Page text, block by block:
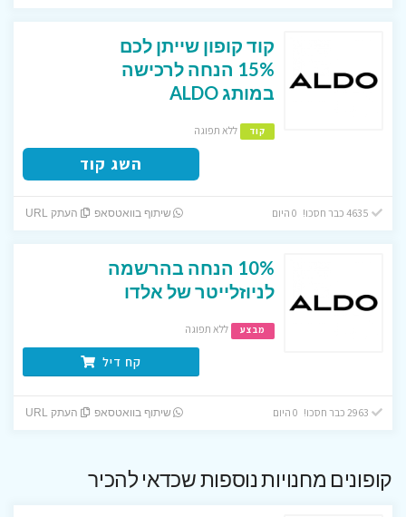
קוד קופון שייתן לכם
15% הנחה לרכישה
במותג ALDO
קוד ללא תפוגה
השג קוד
שיתוף בוואטסאפ העתק URL
10% הנחה בהרשמה
לניוזלייטר של אלדו
מבצע ללא תפוגה
קח דיל
שיתוף בוואטסאפ העתק URL
קופונים מחנויות נוספות שכדאי להכיר